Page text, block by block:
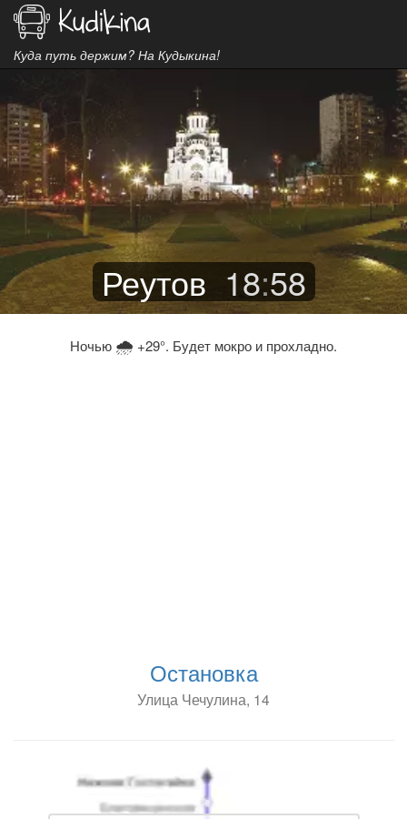
Куда путь держим? На Кудыкина!
Реутов 18:58
Ночью 🌧 +29°. Будет мокро и прохладно.
Остановка
Улица Чечулина, 14